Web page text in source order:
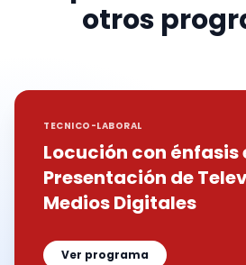
otros
TECNICO-LABORAL
Locución con énfasis
Presentación de
Medios Digitales
Ver programa